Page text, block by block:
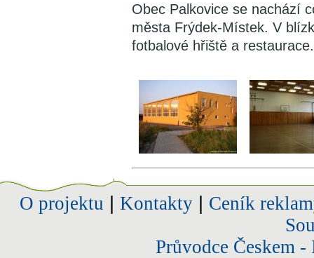
Obec Palkovice se nachází
města Frýdek-Místek. V
fotbalové hřiště a restaurace.
O projektu Kontakty| Ceník
Průvodce Českem